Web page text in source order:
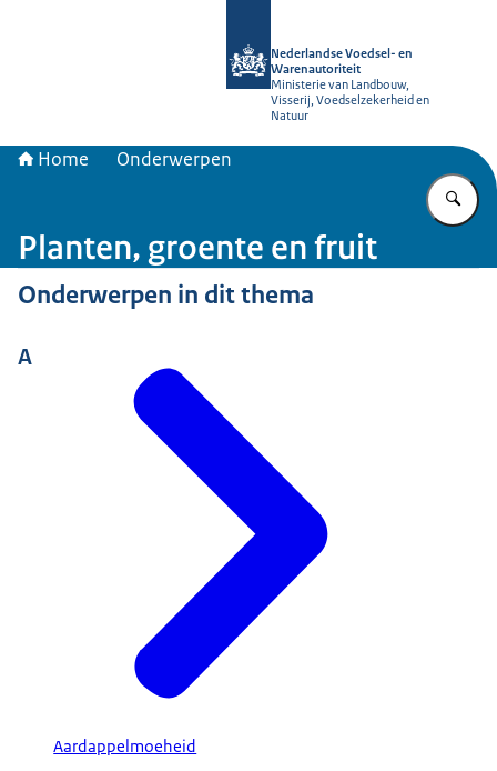
Nederlandse Voedsel- en
Warenautoriteit
Ministerie van Landbouw,
Visserij, Voedselzekerheid en
Natuur
Home Onderwerpen
Planten, groente en fruit
Onderwerpen in dit thema
A
Aardappelmoeheid